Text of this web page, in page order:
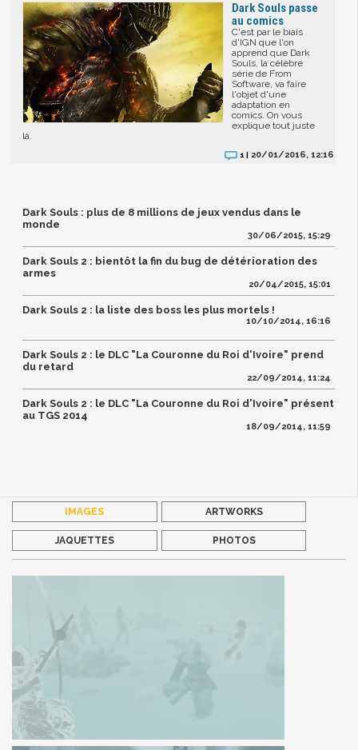
Dark Souls passe
au comics
C'est par le biais
d'IGN que l'on
apprend que Dark
Souls, la célèbre
série de From
Software, va faire
l'objet d'une
adaptation en
comics. On vous
explique tout juste
là.
1 | 20/01/2016, 12:16
Dark Souls : plus de 8 millions de jeux vendus dans le
monde
30/06/2015, 15:29
Dark Souls 2 : bientôt la fin du bug de détérioration des
armes
20/04/2015, 15:01
Dark Souls 2 : la liste des boss les plus mortels !
10/10/2014, 16:16
Dark Souls 2 : le DLC "La Couronne du Roi d'Ivoire" prend
du retard
22/09/2014, 11:24
Dark Souls 2 : le DLC "La Couronne du Roi d'Ivoire" présent
au TGS 2014
18/09/2014, 11:59
IMAGES ARTWORKS
JAQUETTES PHOTOS